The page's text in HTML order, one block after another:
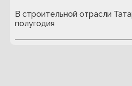
В строительной отрасли
полугодия